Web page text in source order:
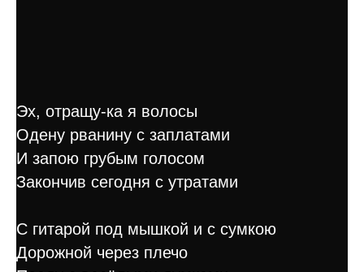
Эх, отращу-ка я волосы
Одену рванину с заплатами
И запою грубым голосом
Закончив сегодня с утратами
С гитарой под мышкой и с сумкою
Дорожной через плечо